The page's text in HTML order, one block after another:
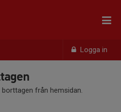
Logga in
från hemsidan.